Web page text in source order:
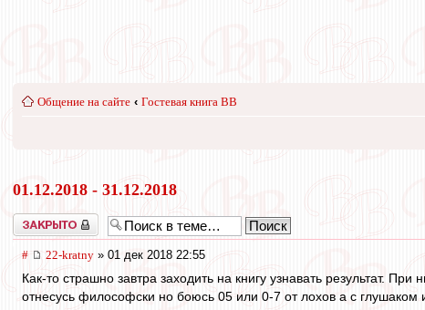
Общение на сайте ‹ Гостевая книга ВВ
01.12.2018 - 31.12.2018
Закрыто
# 22-kratny » 01 дек 2018 22:55
Как-то страшно завтра заходить на книгу узнавать результат.
отнесусь философски но боюсь 05 или 0-7 от лохов а с глушаком